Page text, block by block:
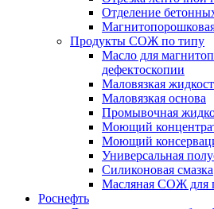
Отделение
Продукты СОЖ по типу
Масло для
дефектоскопии
Маловязкая
Маловязкая основа
Промывочная
Моющий
Моющий
Универсальная
Силиконовая смазка
⁣Масляная СОЖ для
Роснефть